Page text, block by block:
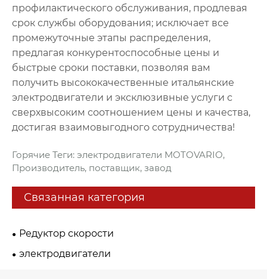
профилактического обслуживания, продлевая
срок службы оборудования; исключает все
промежуточные этапы распределения,
предлагая конкурентоспособные цены и
быстрые сроки поставки, позволяя вам
получить высококачественные итальянские
электродвигатели и эксклюзивные услуги с
сверхвысоким соотношением цены и качества,
достигая взаимовыгодного сотрудничества!
Горячие Теги: электродвигатели MOTOVARIO,
Производитель, поставщик, завод
Связанная категория
Редуктор скорости
электродвигатели